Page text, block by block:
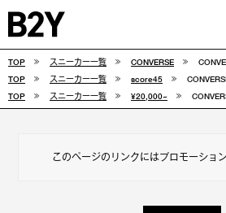
COLUMN
FEATURE
TOP スニーカー一覧 CONVERSE
TOP
スニーカー一覧 score45
TOP
スニーカー一覧 ¥20,000~
このページのリンクにはプロモーショ